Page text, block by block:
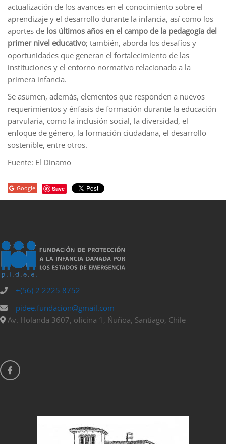
actualización de los avances en el conocimiento sobre el
aprendizaje y el desarrollo durante la infancia, así como los
aportes de los últimos años en el campo de la pedagogía del
primer nivel educativo; también, aborda los desafíos y
oportunidades que generan el fortalecimiento de las
instituciones y el entorno normativo relacionado a la
primera infancia.
Se asumen, además, elementos que responden a nuevos
requerimientos y énfasis de formación durante la educación
parvularia, como la inclusión social, la diversidad, el
enfoque de género, la formación ciudadana, el desarrollo
sostenible, entre otros.
Fuente: El Dinamo
Google Save
+(56) 2 2225 8752
pidee.fundacion@gmail.com
Av. Holanda 3607, oficina 1, Ñuñoa, Santiago, Chile